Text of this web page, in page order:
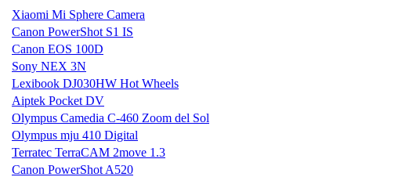
Xiaomi Mi Sphere Camera
Canon PowerShot S1 IS
Canon EOS 100D
Sony NEX 3N
Lexibook DJ030HW Hot Wheels
Aiptek Pocket DV
Olympus Camedia C-460 Zoom del Sol
Olympus mju 410 Digital
Terratec TerraCAM 2move 1.3
Canon PowerShot A520